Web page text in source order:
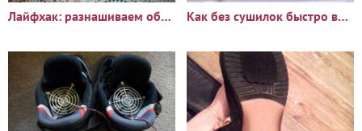
Лайфхак: разнашиваем обувь народным способом Как без сушилок быстро высушить обувь и удалить запахи